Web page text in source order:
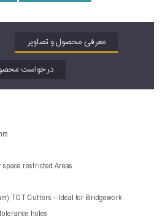
معرفی محصول و تصاویر
درخواست
restricted Areas
TCT Cutters – Ideal for Bridgework
holes